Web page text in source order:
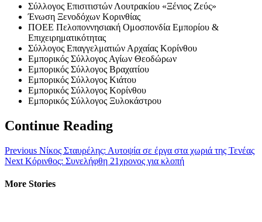
Σύλλογος Επισιτιστών Λουτρακίου «Ξένιος Ζεύς»
Ένωση Ξενοδόχων Κορινθίας
ΠΟΕΕ Πελοποννησιακή Ομοσπονδία Εμπορίου &
Επιχειρηματικότητας
Σύλλογος Επαγγελματιών Αρχαίας Κορίνθου
Εμπορικός Σύλλογος Αγίων Θεοδώρων
Εμπορικός Σύλλογος Βραχατίου
Εμπορικός Σύλλογος Κιάτου
Εμπορικός Σύλλογος Κορίνθου
Εμπορικός Σύλλογος Ξυλοκάστρου
Continue Reading
Previous Νίκος Σταυρέλης: Αυτοψία σε έργα στα χωριά της Τενέας
Next Κόρινθος: Συνελήφθη 21χρονος για κλοπή
More Stories